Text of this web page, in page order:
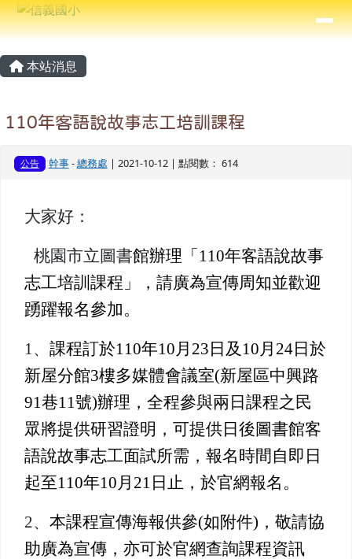
跳至主內容區
信義國小
⏸
導覽列
主內容區域
本站消息
110年客語說故事志工培訓課程
公告 幹事-總務處 | 2021-10-12 | 點閱數： 614
大家好：
桃園市立圖書館辦理「 110年客語說故事
志工培訓課程」，請廣為宣傳周知並歡迎
踴躍報名參加。
1、 課程訂於110年10月 23 日及 10月 24日於
新屋分館3樓多媒體會議室(新屋區中興路
91巷11號)辦理，全程參與兩日課程之民
眾將提供研習證明，可提供日後圖書館客
語說故事志工面試所需，報名時間自即日
起至110年10月 21 日止，於官網報名。
2、 本課程宣傳海報供參(如附件) ，敬請協
助廣為宣傳，亦可於官網查詢課程資訊
頁尾區域